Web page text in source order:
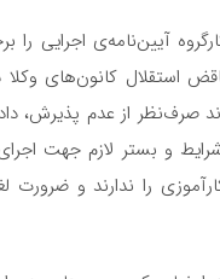
آیین‌نامه‌ی اجرایی را
استقلال کانون‌های
صرف‌نظر از عدم پذیرش،
و بستر لازم جهت
را ندارند و ضرورت